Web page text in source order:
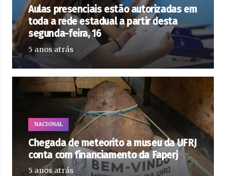
Aulas presenciais estão autorizadas em
toda a rede estadual a partir desta
segunda-feira, 16
5 anos atrás
NACIONAL
Chegada de meteorito a museu da UFRJ
conta com financiamento da Faperj
5 anos atrás